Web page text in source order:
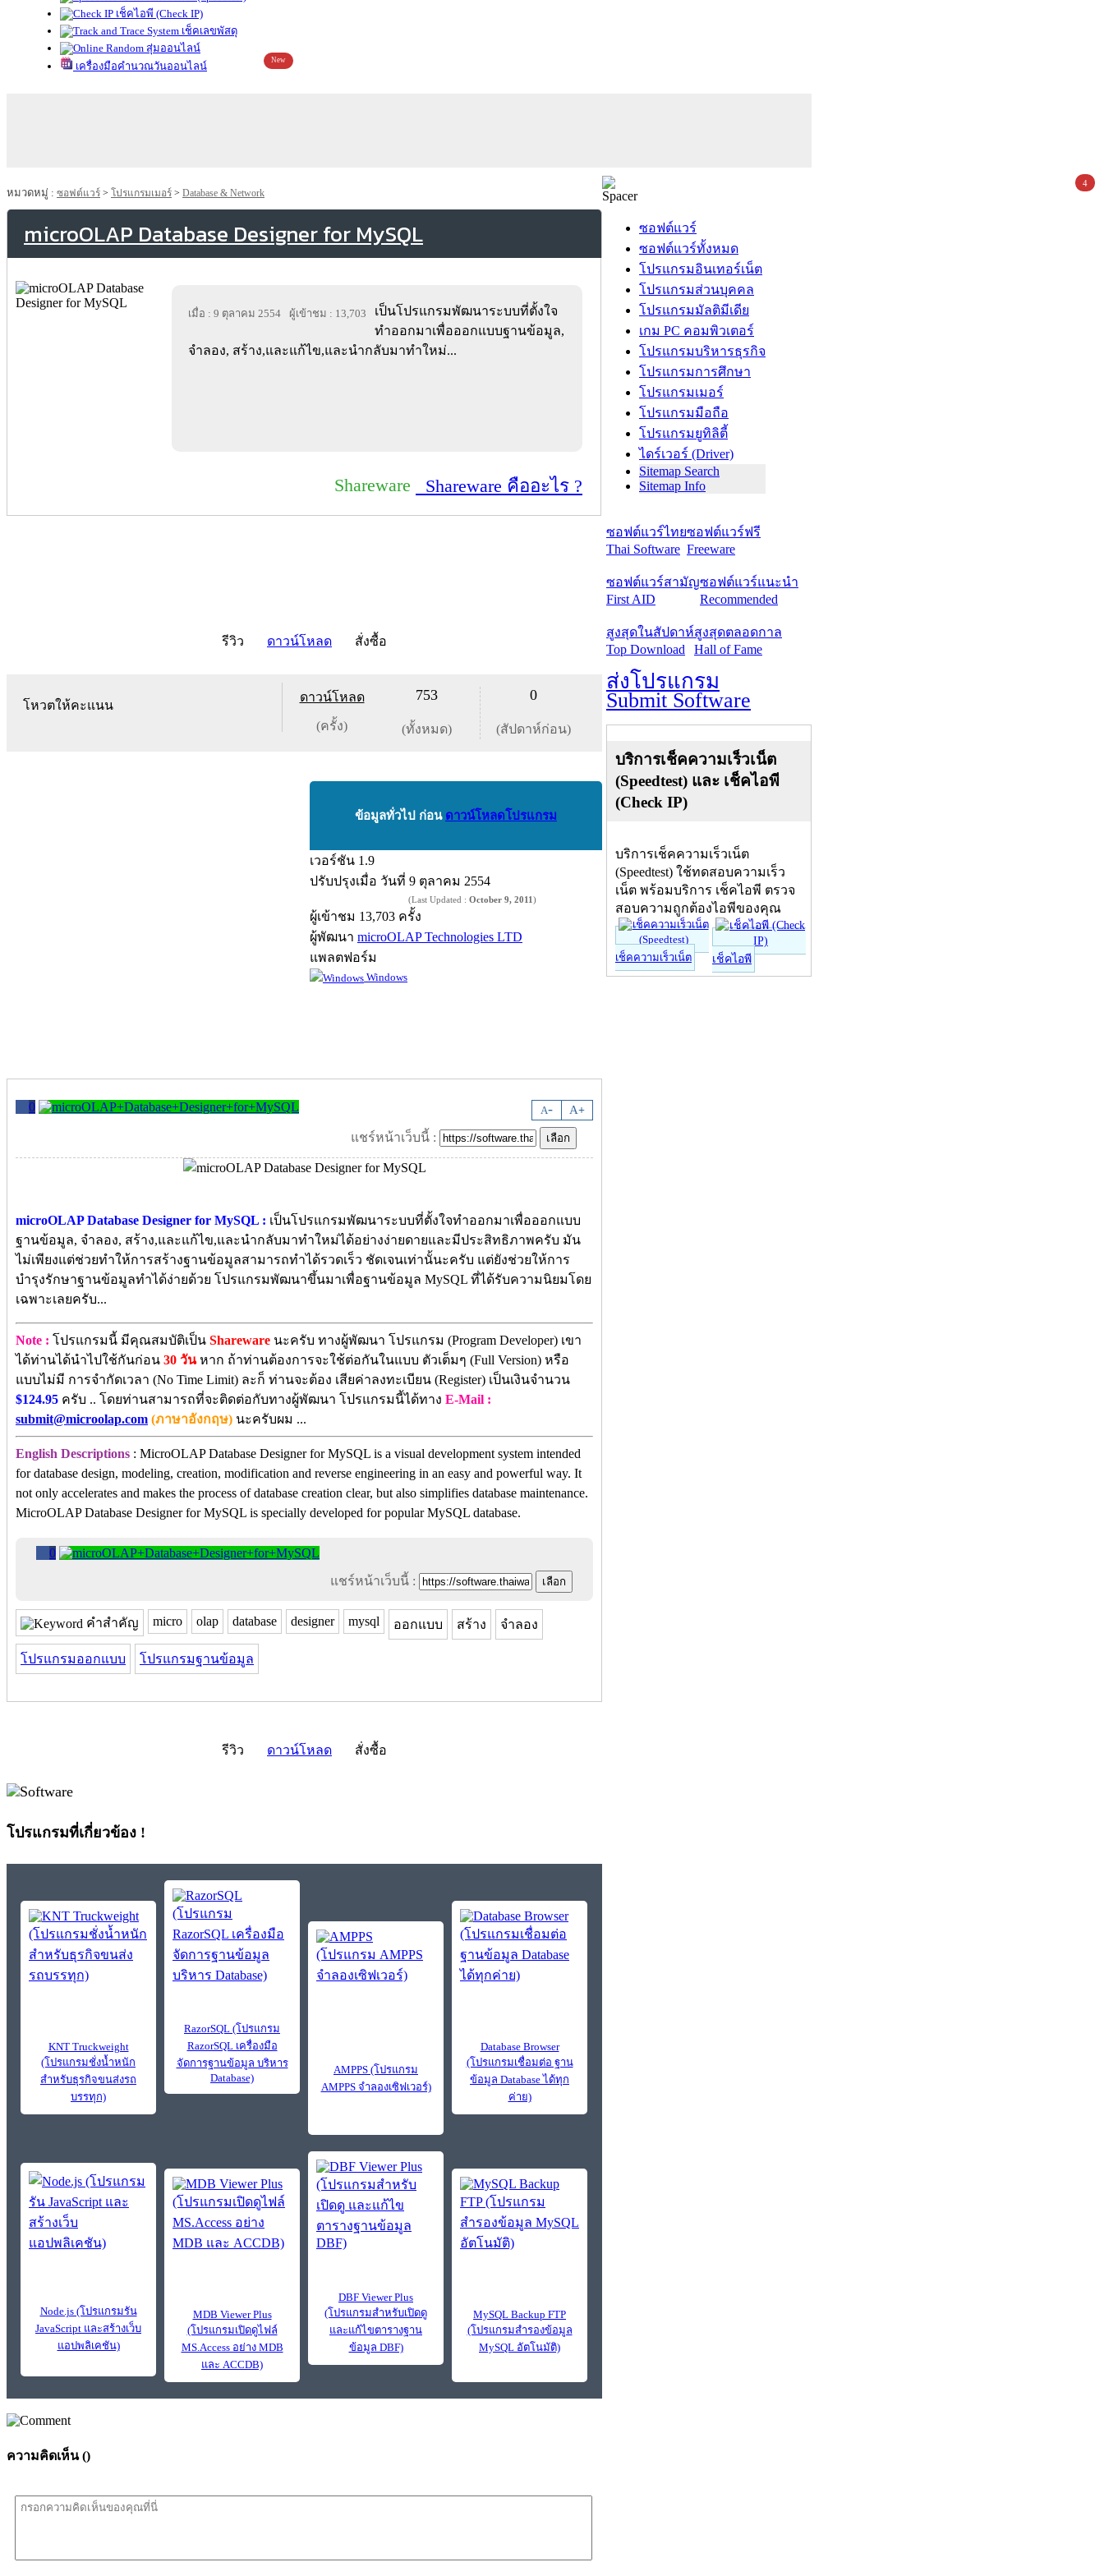
เช็คไอพี (Check IP)
เช็คเลขพัสดุ
สุ่มออนไลน์
เครื่องมือคำนวณวันออนไลน์
New
หมวดหมู่ : ซอฟต์แวร์ > โปรแกรมเมอร์ > Database & Network
microOLAP Database Designer for MySQL
เมื่อ : 9 ตุลาคม 2554 ผู้เข้าชม : 13,703
เป็นโปรแกรมพัฒนาระบบที่ตั้งใจ
ทำออกมาเพื่อออกแบบฐานข้อมูล,
จำลอง, สร้าง,และแก้ไข,และนำกลับมาทำใหม่...
Shareware Shareware คืออะไร ?
รีวิว ดาวน์โหลด สั่งซื้อ
โหวตให้คะแนน
ดาวน์โหลด
(ครั้ง)
753
(ทั้งหมด)
0
(สัปดาห์ก่อน)
ข้อมูลทั่วไป ก่อน ดาวน์โหลดโปรแกรม
เวอร์ชัน 1.9
ปรับปรุงเมื่อ วันที่ 9 ตุลาคม 2554
(Last Updated : October 9, 2011)
ผู้เข้าชม 13,703 ครั้ง
ผู้พัฒนา microOLAP Technologies LTD
แพลตฟอร์ม
Windows
0 A- A+
แชร์หน้าเว็บนี้ :
microOLAP Database Designer for MySQL : เป็นโปรแกรมพัฒนาระบบที่ตั้งใจทำออกมาเพื่อออกแบบ
ฐานข้อมูล, จำลอง, สร้าง,และแก้ไข,และนำกลับมาทำใหม่ได้อย่างง่ายดายและมีประสิทธิภาพครับ มัน
ไม่เพียงแต่ช่วยทำให้การสร้างฐานข้อมูลสามารถทำได้รวดเร็ว ชัดเจนเท่านั้นะครับ แต่ยังช่วยให้การ
บำรุงรักษาฐานข้อมูลทำได้ง่ายด้วย โปรแกรมพัฒนาขึ้นมาเพื่อฐานข้อมูล MySQL ที่ได้รับความนิยมโดย
เฉพาะเลยครับ...
Note : โปรแกรมนี้ มีคุณสมบัติเป็น Shareware นะครับ ทางผู้พัฒนา โปรแกรม (Program Developer) เขา
ได้ท่านได้นำไปใช้กันก่อน 30 วันหาก ถ้าท่านต้องการจะใช้ต่อกันในแบบ ตัวเต็มๆ (Full Version) หรือ
แบบไม่มี การจำกัดเวลา (No Time Limit) ละก็ ท่านจะต้อง เสียค่าลงทะเบียน (Register) เป็นเงินจำนวน
$124.95 ครับ .. โดยท่านสามารถที่จะติดต่อกับทางผู้พัฒนา โปรแกรมนี้ได้ทาง E-Mail :
submit@microolap.com (ภาษาอังกฤษ) นะครับผม ...
English Descriptions : MicroOLAP Database Designer for MySQL is a visual development system intended
for database design, modeling, creation, modification and reverse engineering in an easy and powerful way. It
not only accelerates and makes the process of database creation clear, but also simplifies database maintenance.
MicroOLAP Database Designer for MySQL is specially developed for popular MySQL database.
0
แชร์หน้าเว็บนี้ :
คำสำคัญ micro olap database designer mysql ออกแบบ สร้าง จำลอง
โปรแกรมออกแบบ โปรแกรมฐานข้อมูล
รีวิว ดาวน์โหลด สั่งซื้อ
โปรแกรมที่เกี่ยวข้อง !
KNT Truckweight
(โปรแกรมชั่งน้ำหนัก
สำหรับธุรกิจขนส่งรถ
บรรทุก)
RazorSQL (โปรแกรม
RazorSQL เครื่องมือ
จัดการฐานข้อมูล บริหาร
Database)
AMPPS (โปรแกรม
AMPPS จำลองเซิฟเวอร์)
Database Browser
(โปรแกรมเชื่อมต่อ ฐาน
ข้อมูล Database ได้ทุก
ค่าย)
Node.js (โปรแกรมรัน
JavaScript และสร้างเว็บ
แอปพลิเคชัน)
MDB Viewer Plus
(โปรแกรมเปิดดูไฟล์
MS.Access อย่าง MDB
และ ACCDB)
DBF Viewer Plus
(โปรแกรมสำหรับเปิดดู
และแก้ไขตารางฐาน
ข้อมูล DBF)
MySQL Backup FTP
(โปรแกรมสำรองข้อมูล
MySQL อัตโนมัติ)
ความคิดเห็น ()
ซอฟต์แวร์
ซอฟต์แวร์ทั้งหมด
โปรแกรมอินเทอร์เน็ต
โปรแกรมส่วนบุคคล
โปรแกรมมัลติมีเดีย
เกม PC คอมพิวเตอร์
โปรแกรมบริหารธุรกิจ
โปรแกรมการศึกษา
โปรแกรมเมอร์
โปรแกรมมือถือ
โปรแกรมยูทิลิตี้
ไดร์เวอร์ (Driver)
Sitemap Search
Sitemap Info
ซอฟต์แวร์ไทย
Thai Software
ซอฟต์แวร์ฟรี
Freeware
ซอฟต์แวร์สามัญ
First AID
ซอฟต์แวร์แนะนำ
Recommended
สูงสุดในสัปดาห์
Top Download
สูงสุดตลอดกาล
Hall of Fame
ส่งโปรแกรม
Submit Software
บริการเช็คความเร็วเน็ต
(Speedtest) และ เช็คไอพี
(Check IP)
บริการเช็คความเร็วเน็ต
(Speedtest) ใช้ทดสอบความเร็ว
เน็ต พร้อมบริการ เช็คไอพี ตรวจ
สอบความถูกต้องไอพีของคุณ
เช็คความเร็วเน็ต เช็คไอพี
4